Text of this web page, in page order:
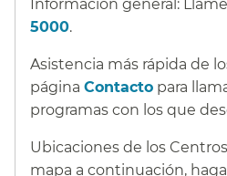
Información general: Llame
5000.​​
Asistencia más rápida de
página Contacto para
programas con los que
Ubicaciones de los
mapa a continuación,